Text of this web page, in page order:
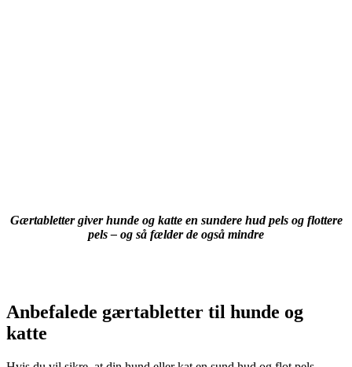
Gærtabletter giver hunde og katte en sundere hud pels og flottere
pels – og så fælder de også mindre
Anbefalede gærtabletter til hunde og
katte